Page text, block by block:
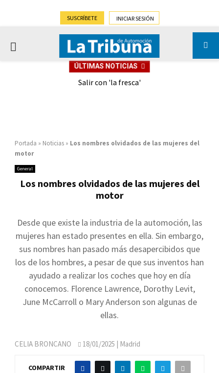
SUSCRÍBETE INICIAR SESIÓN
PRIMARY
ÚLTIMAS NOTICIAS
Salir con 'la fresca'
Portada » Noticias » Los nombres olvidados de las mujeres del
motor
General
Los nombres olvidados de las mujeres del
motor
Desde que existe la industria de la automoción, las
mujeres han estado presentes en ella. Sin embargo,
sus nombres han pasado más desapercibidos que
los de los hombres, a pesar de que sus inventos han
ayudado a realizar los coches que hoy en día
conocemos. Florence Lawrence, Dorothy Levit,
June McCarroll o Mary Anderson son algunas de
ellas.
CELIA BRONCANO 18/01/2025 | Madrid
COMPARTIR